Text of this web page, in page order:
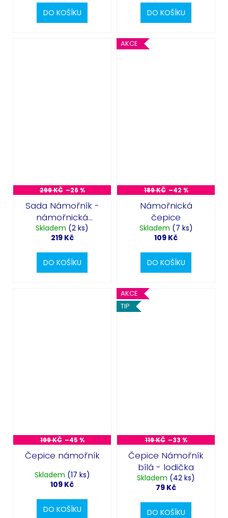
DO KOŠÍKU DO KOŠÍKU
299 KČ –26 %
Sada Námořník -
námořnická
čepice a šátek
Skladem (2 ks)
219 Kč
DO KOŠÍKU
AKCE
189 KČ –42 %
Námořnická
čepice
Skladem (7 ks)
109 Kč
DO KOŠÍKU
199 KČ –45 %
Čepice námořník
Skladem (17 ks)
109 Kč
DO KOŠÍKU
AKCE
TIP
119 KČ –33 %
Čepice Námořník
bílá - lodička
Skladem (42 ks)
79 Kč
DO KOŠÍKU